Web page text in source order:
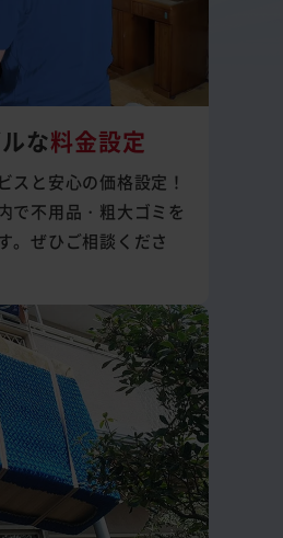
な料金設定
スと安心の価格設定！
で不用品・粗大ゴミを
。ぜひご相談くださ